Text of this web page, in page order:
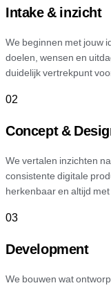
Intake & inzicht
We beginnen met jouw
doelen, wensen en
duidelijk vertrekpunt
02
Concept &
We vertalen inzichten
consistente digitale
herkenbaar en altijd
03
Development
We bouwen wat